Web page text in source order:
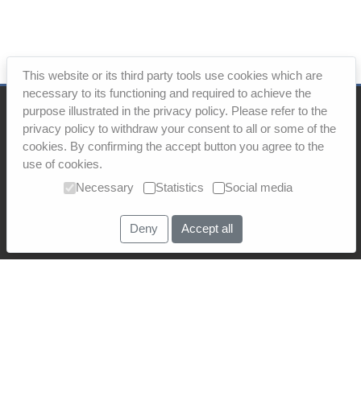
Partner werden Datenschutz AGB Impressum
Deutsch· · Tiếng Việt ·簡体中文
русский
This website or its third party tools use cookies which are
necessary to its functioning and required to achieve the
purpose illustrated in the privacy policy. Please refer to the
privacy policy to withdraw your consent to all or some of the
cookies. By confirming the accept button you agree to the
use of cookies.
Necessary
Statistics Social media
Deny Accept all